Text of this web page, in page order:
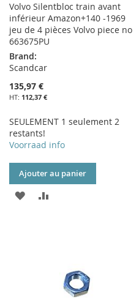
Volvo Silentbloc train avant
inférieur Amazon+140 -1969
jeu de 4 pièces Volvo piece no
663675PU
Brand:
Scandcar
135,97 €
112,37 €
SEULEMENT 1 seulement 2
restants!
Voorraad info
Ajouter au panier
AJOUTER